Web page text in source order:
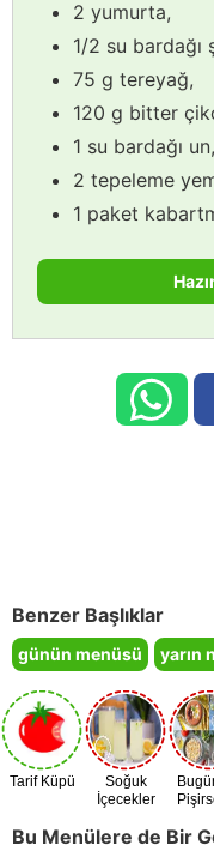
2 yumurta,
1/2 su bardağı
75 g tereyağ,
120 g bitter
1 su bardağı un,
2 tepeleme
1 paket
Benzer Başlıklar
günün menüsü yarın
Tarif Küpü
Soğuk
İçecekler
Bu Menülere de Bir